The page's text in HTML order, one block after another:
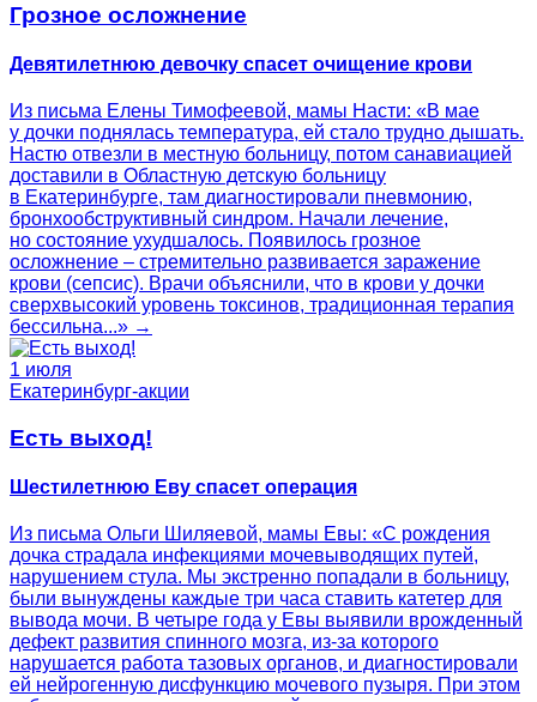
Грозное осложнение
Девятилетнюю девочку спасет очищение крови
Из письма Елены Тимофеевой, мамы Насти: «В мае
у дочки поднялась температура, ей стало трудно дышать.
Настю отвезли в местную больницу, потом санавиацией
доставили в Областную детскую больницу
в Екатеринбурге, там диагностировали пневмонию,
бронхообструктивный синдром. Начали лечение,
но состояние ухудшалось. Появилось грозное
осложнение – стремительно развивается заражение
крови (сепсис). Врачи объяснили, что в крови у дочки
сверхвысокий уровень токсинов, традиционная терапия
бессильна...» →
1 июля
Екатеринбург-акции
Есть выход!
Шестилетнюю Еву спасет операция
Из письма Ольги Шиляевой, мамы Евы: «С рождения
дочка страдала инфекциями мочевыводящих путей,
нарушением стула. Мы экстренно попадали в больницу,
были вынуждены каждые три часа ставить катетер для
вывода мочи. В четыре года у Евы выявили врожденный
дефект развития спинного мозга, из-за которого
нарушается работа тазовых органов, и диагностировали
ей нейрогенную дисфункцию мочевого пузыря. При этом